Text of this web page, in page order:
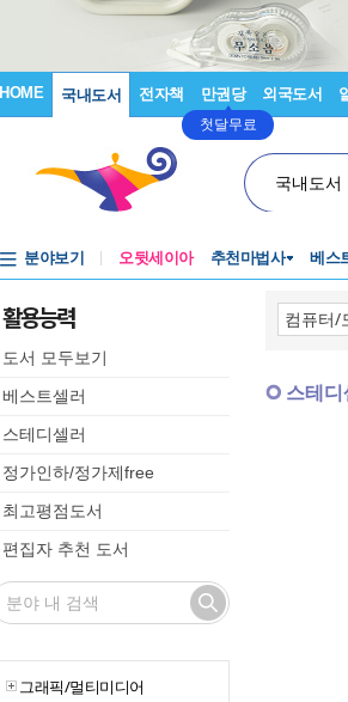
HOME 국내도서 전자책 만권당
첫달무료
외국도서
국내도서
분야보기 오뒷세이아 추천마법사 베스
활용능력
도서 모두보기
베스트셀러
스테디셀러
정가인하/정가제free
최고평점도서
편집자 추천 도서
그래픽/멀티미디어
스테